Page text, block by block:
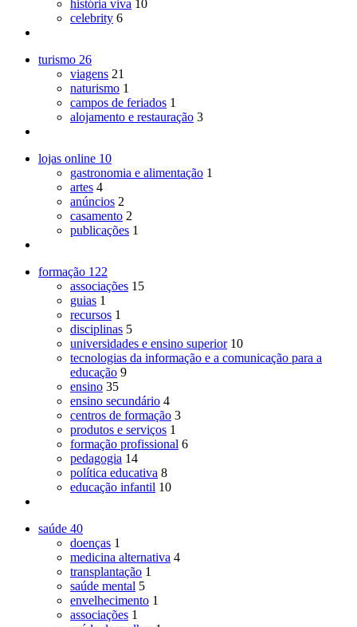
história viva 10
celebrity 6
turismo 26
viagens 21
naturismo 1
campos de feriados 1
alojamento e restauração 3
lojas online 10
gastronomia e alimentação 1
artes 4
anúncios 2
casamento 2
publicações 1
formação 122
associações 15
guias 1
recursos 1
disciplinas 5
universidades e ensino superior 10
tecnologias da informação e a comunicação para a
educação 9
ensino 35
ensino secundário 4
centros de formação 3
produtos e serviços 1
formação profissional 6
pedagogia 14
política educativa 8
educação infantil 10
saúde 40
doenças 1
medicina alternativa 4
transplantação 1
saúde mental 5
envelhecimento 1
associações 1